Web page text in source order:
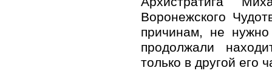
Воронежского
причинам, не
продолжали
только в другой его